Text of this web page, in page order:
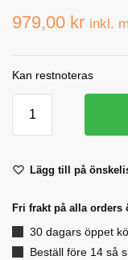
979,00 kr inkl.
Kan restnoteras
Lägg till på
Fri frakt på alla orders
30 dagars öppet
Beställ före 14 så